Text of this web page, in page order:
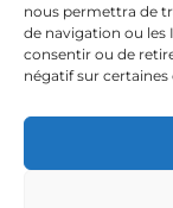
nous permettra de
de navigation ou les
consentir ou de
négatif sur
Mail